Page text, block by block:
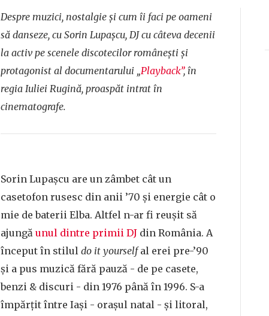
Despre muzici, nostalgie și cum îi faci pe oameni
să danseze, cu Sorin Lupașcu, DJ cu câteva decenii
la activ pe scenele discotecilor românești și
protagonist al documentarului „Playback”, în
regia Iuliei Rugină, proaspăt intrat în
cinematografe.
Sorin Lupașcu are un zâmbet cât un
casetofon rusesc din anii ’70 și energie cât o
mie de baterii Elba. Altfel n-ar fi reușit să
ajungă unul dintre primii DJ din România. A
început în stilul do it yourselfal erei pre-’90
și a pus muzică fără pauză - de pe casete,
benzi & discuri - din 1976 până în 1996. S-a
împărțit între Iași - orașul natal - și litoral,